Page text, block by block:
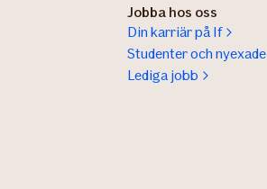
Jobba hos oss
Din karriär på If
Studenter och nyexade
Lediga jobb